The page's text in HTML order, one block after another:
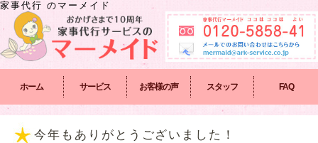
家事代行 のマーメイド
ホーム サービス お客様の声 スタッフ FAQ
今年もありがとうございました！